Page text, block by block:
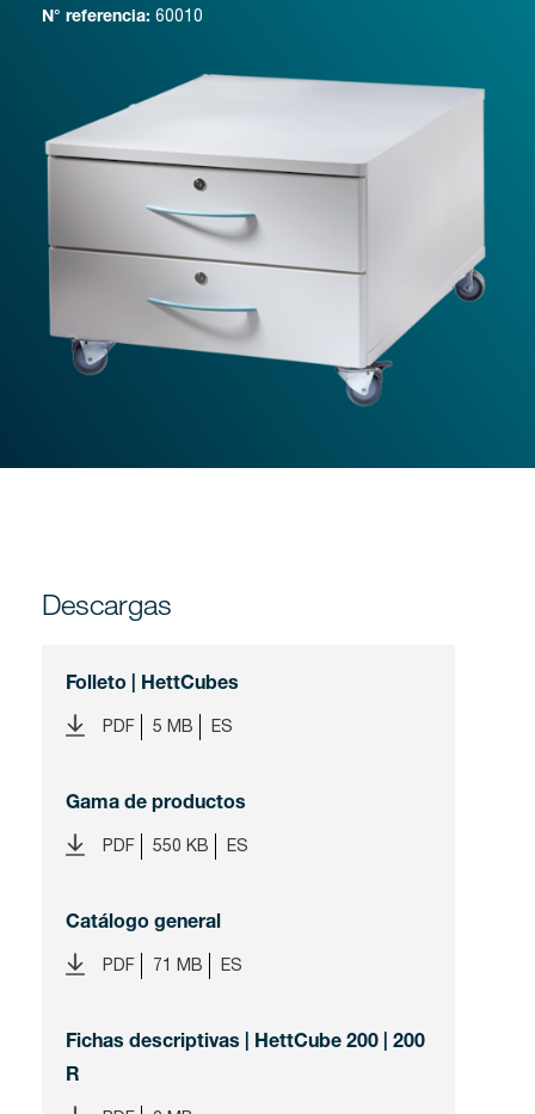
N° referencia: 60010
Descargas
Folleto | HettCubes
PDF 5 MB ES
Gama de productos
PDF 550 KB ES
Catálogo general
PDF 71 MB ES
Fichas descriptivas | HettCube 200 | 200
R